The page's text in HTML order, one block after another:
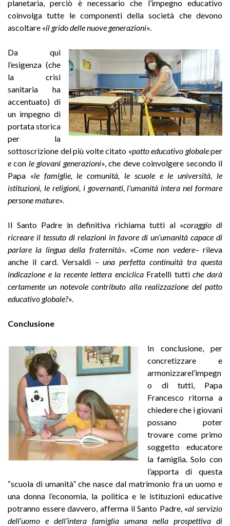
planetaria, perciò è necessario che l’impegno educativo
coinvolga tutte le componenti della società che devono
ascoltare «il grido delle nuove generazioni».
Da qui
l’esigenza (che
la crisi
sanitaria ha
accentuato) di
un impegno di
portata storica
per la
sottoscrizione del più volte citato «patto educativo globaleper
e con le giovani generazioni», che deve coinvolgere secondo il
Papa «le famiglie, le comunità, le scuole e le università, le
istituzioni, le religioni, i governanti, l’umanità intera nel formare
persone mature».
Il Santo Padre in definitiva richiama tutti al «coraggio di
ricreare il tessuto di relazioni in favore di un’umanità capace di
parlare la lingua della fraternità». «Come non vedere– rileva
anche il card. Versaldi –una perfetta continuità tra questa
indicazione e la recente lettera enciclicaFratelli tuttiche darà
certamente un notevole contributo alla realizzazione del patto
educativo globale?».
Conclusione
In conclusione, per
concretizzare e
armonizzarel’impegn
o di tutti, Papa
Francesco ritorna a
chiedere che i giovani
possano poter
trovare come primo
soggetto educatore
la famiglia. Solo con
l’apporta di questa
“scuola di umanità” che nasce dal matrimonio fra un uomo e
una donna l’economia, la politica e le istituzioni educative
potranno essere davvero, afferma il Santo Padre, «al servizio
dell’uomo e dell’intera famiglia umana nella prospettiva di